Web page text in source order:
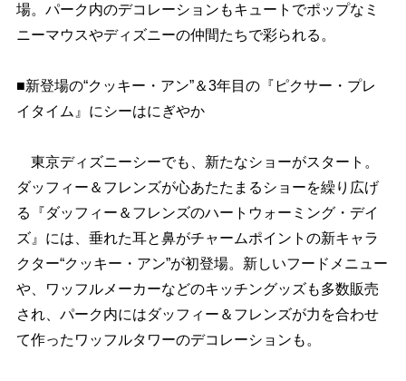
場。パーク内のデコレーションもキュートでポップなミ
ニーマウスやディズニーの仲間たちで彩られる。
■新登場の“クッキー・アン”＆3年目の『ピクサー・プレ
イタイム』にシーはにぎやか
東京ディズニーシーでも、新たなショーがスタート。
ダッフィー＆フレンズが心あたたまるショーを繰り広げ
る『ダッフィー＆フレンズのハートウォーミング・デイ
ズ』には、垂れた耳と鼻がチャームポイントの新キャラ
クター“クッキー・アン”が初登場。新しいフードメニュー
、ワッフルメーカーなどのキッチングッズも多数販売
され、パーク内にはダッフィー＆フレンズが力を合わせ
て作ったワッフルタワーのデコレーションも。